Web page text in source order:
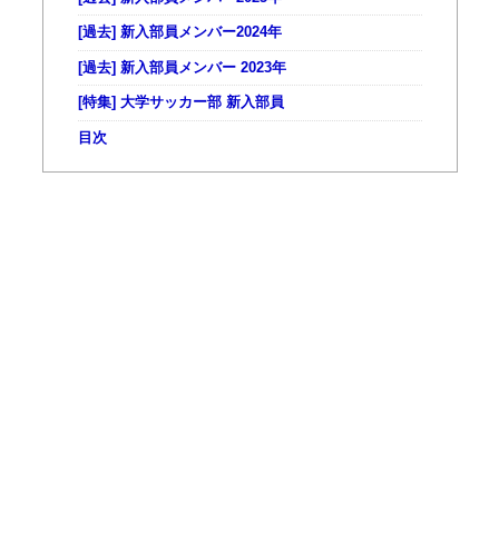
[過去] 新入部員メンバー2024年
[過去] 新入部員メンバー 2023年
[特集] 大学サッカー部 新入部員
目次